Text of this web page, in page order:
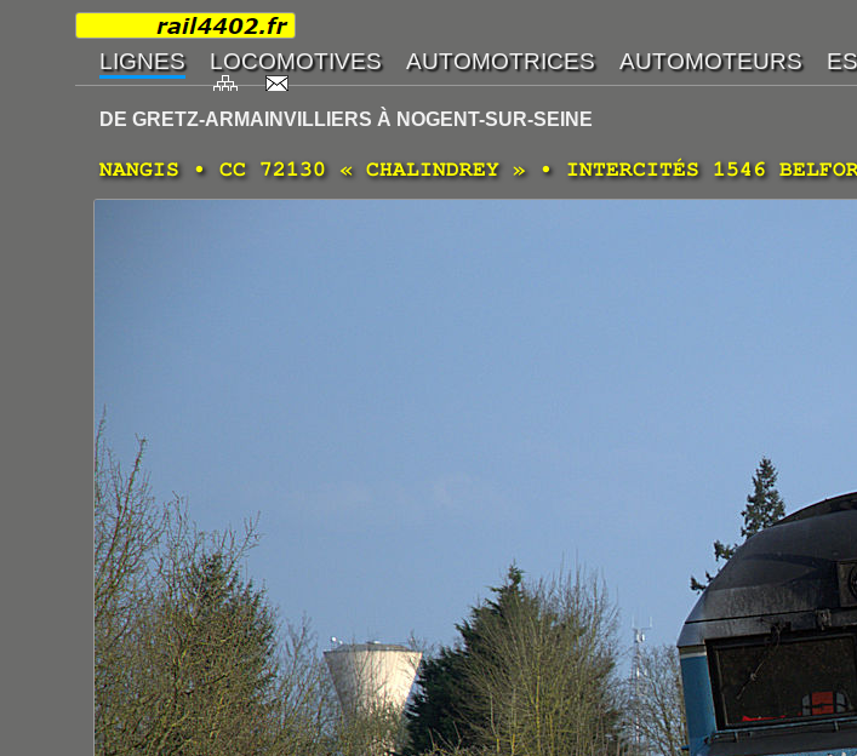
DE GRETZ-ARMAINVILLIERS À NOGENT-SUR-SEINE
NANGIS • CC 72130 « CHALINDREY » • INTERCITÉS 1546